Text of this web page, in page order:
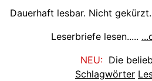
Dauerhaft lesbar. Nicht
Leserbriefe lesen.....
NEU:Die
Schlagwörter